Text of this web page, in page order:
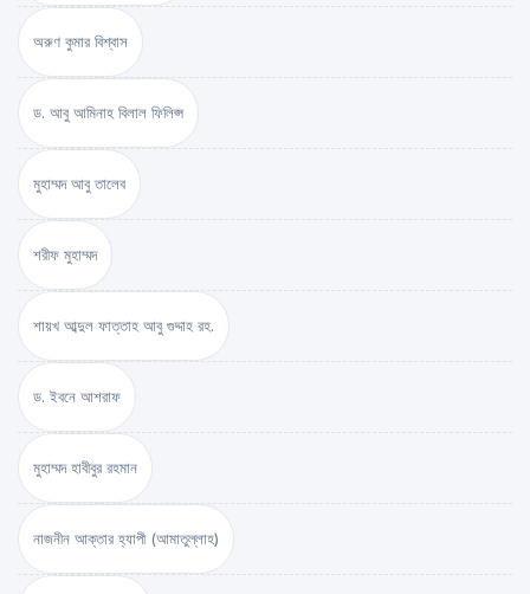
অরুণ কুমার বিশ্বাস
ড. আবু আমিনাহ বিলাল ফিলিপ্স
মুহাম্মদ আবু তালেব
শরীফ মুহাম্মদ
শায়খ আব্দুল ফাত্তাহ আবু গুদ্দাহ রহ.
ড. ইবনে আশরাফ
মুহাম্মদ হাবীবুর রহমান
নাজনীন আক্তার হ্যাপী (আমাতুল্লাহ)